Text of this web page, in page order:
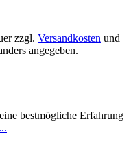
zzgl. Versandkosten und
angegeben.
bestmögliche Erfahrung